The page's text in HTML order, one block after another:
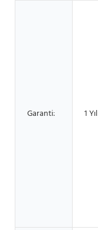
Garanti: 1 Yıl